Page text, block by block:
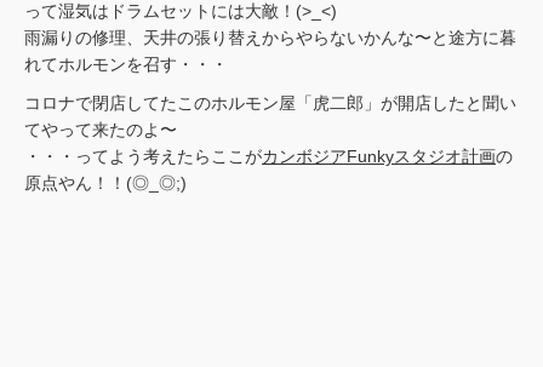
って湿気はドラムセットには大敵！(>_<)
雨漏りの修理、天井の張り替えからやらないかんな〜と途方に暮
れてホルモンを召す・・・
コロナで閉店してたこのホルモン屋「虎二郎」が開店したと聞い
てやって来たのよ〜
・・・ってよう考えたらここがカンボジアFunkyスタジオ計画の
原点やん！！(◎_◎;)